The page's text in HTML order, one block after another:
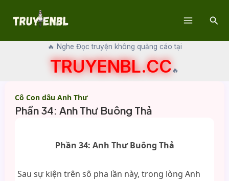
🔥 Nghe Đọc truyện không quảng cáo tại
TRUYENBL.CC🔥
Cô Con dâu Anh Thư
Phần 34: Anh Thư Buông Thả
Phần 34: Anh Thư Buông Thả
Sau sự kiện trên sô pha lần này, trong lòng Anh